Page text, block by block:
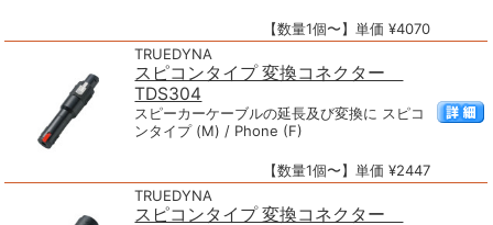
【数量1個〜】単価 ¥4070
TRUEDYNA
スピコンタイプ 変換コネクター
TDS304
スピーカーケーブルの延長及び変換に スピコ
ンタイプ (M) / Phone (F)
【数量1個〜】単価 ¥2447
TRUEDYNA
スピコンタイプ 変換コネクター